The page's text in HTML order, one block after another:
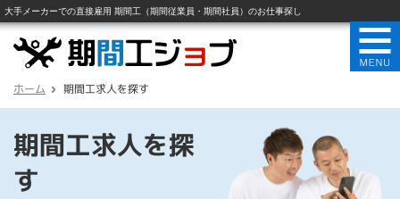
ホーム 期間工求人を探す
期間工求人を探
す